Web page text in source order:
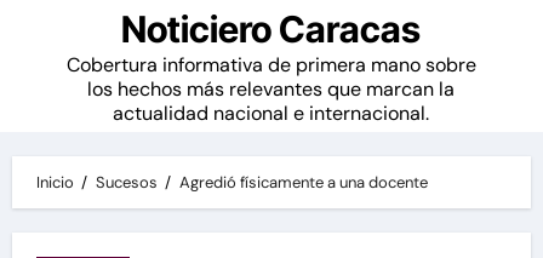
Noticiero Caracas
Cobertura informativa de primera mano sobre
los hechos más relevantes que marcan la
actualidad nacional e internacional.
Inicio Sucesos Agredió físicamente a una docente